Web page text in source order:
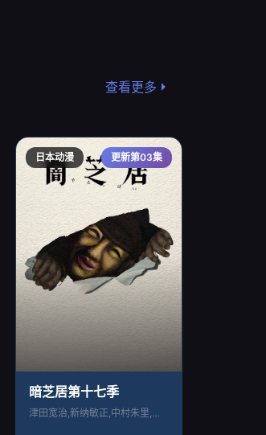
查看更多
日本动漫 更新第03集
暗芝居第十七季
津田宽治,新纳敏正,中村朱里,篠田谅,土